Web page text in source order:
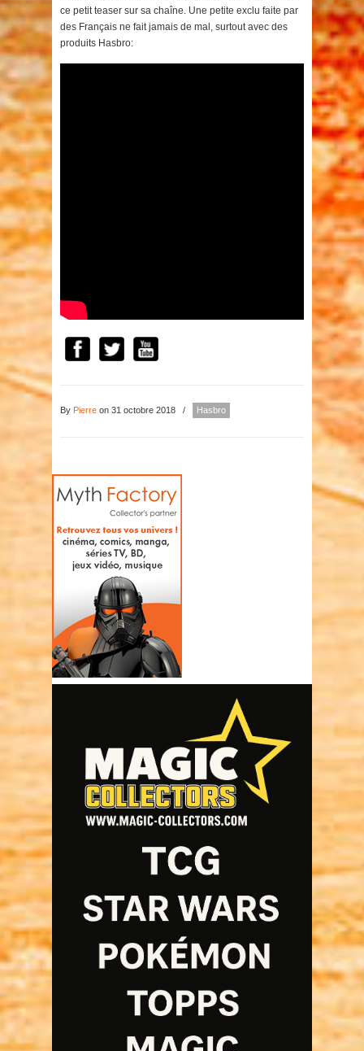
ce petit teaser sur sa chaîne. Une petite exclu faite par
des Français ne fait jamais de mal, surtout avec des
produits Hasbro:
By Pierre on 31 octobre 2018 / Hasbro